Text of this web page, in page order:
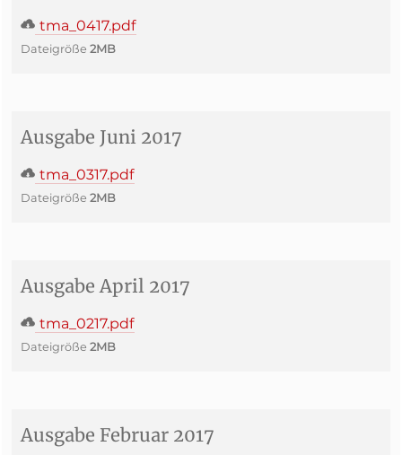
tma_0417.pdf
Dateigröße 2MB
Ausgabe Juni 2017
tma_0317.pdf
Dateigröße 2MB
Ausgabe April 2017
tma_0217.pdf
Dateigröße 2MB
Ausgabe Februar 2017